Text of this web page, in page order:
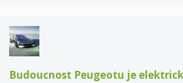
Budoucnost Peugeotu je